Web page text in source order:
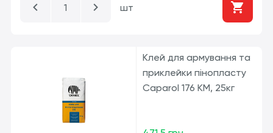
шт
Клей для армування та
приклейки пінопласту
Caparol 176 KM, 25кг